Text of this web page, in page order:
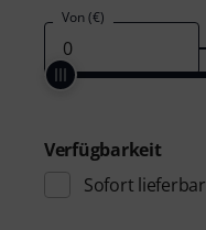
Von (€)
Verfügbarkeit
Sofort lieferbar